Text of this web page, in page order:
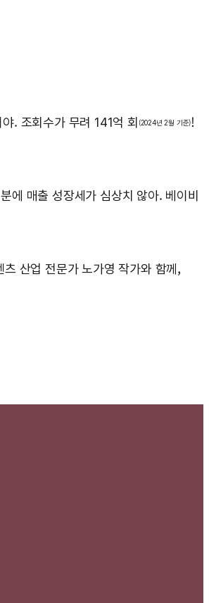
야. 조회수가 무려 141억 회 (2024년 2월 기준)!
에 매출 성장세가 심상치 않아. 베이비
산업 전문가 노가영 작가와 함께,